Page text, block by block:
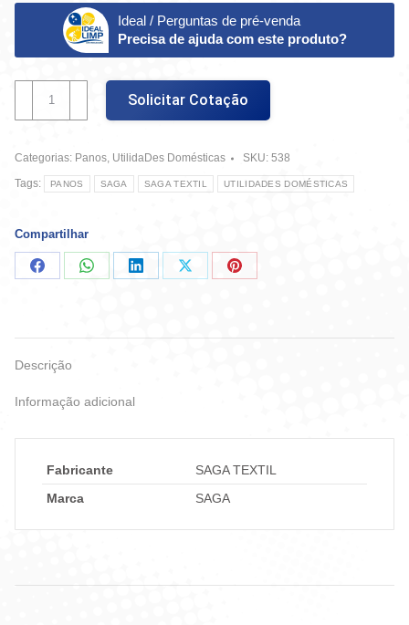
Ideal / Perguntas de pré-venda
Precisa de ajuda com este produto?
Xadrez
Alvejado
-
Saga
Solicitar Cotação
Categorias: Panos, UtilidaDes Domésticas SKU: 538
Tags:
PANOS SAGA SAGA TEXTIL UTILIDADES DOMÉSTICAS
Compartilhar
CompartilharCompartilharCompartilharCompartilharCompartilhar
Descrição
Informação adicional
Fabricante
SAGA TEXTIL
Marca
SAGA